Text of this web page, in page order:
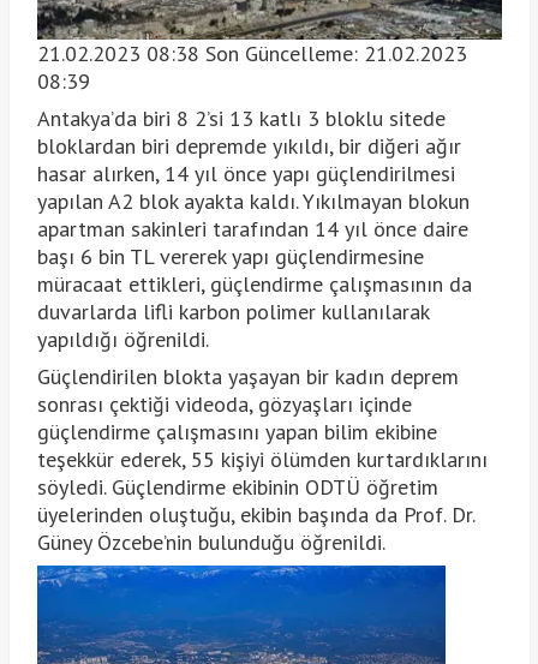
21.02.2023 08:38 Son Güncelleme: 21.02.2023
08:39
Antakya’da biri 8 2’si 13 katlı 3 bloklu sitede
bloklardan biri depremde yıkıldı, bir diğeri ağır
hasar alırken, 14 yıl önce yapı güçlendirilmesi
yapılan A2 blok ayakta kaldı. Yıkılmayan blokun
apartman sakinleri tarafından 14 yıl önce daire
başı 6 bin TL vererek yapı güçlendirmesine
müracaat ettikleri, güçlendirme çalışmasının da
duvarlarda lifli karbon polimer kullanılarak
yapıldığı öğrenildi.
Güçlendirilen blokta yaşayan bir kadın deprem
sonrası çektiği videoda, gözyaşları içinde
güçlendirme çalışmasını yapan bilim ekibine
teşekkür ederek, 55 kişiyi ölümden kurtardıklarını
söyledi. Güçlendirme ekibinin ODTÜ öğretim
üyelerinden oluştuğu, ekibin başında da Prof. Dr.
Güney Özcebe’nin bulunduğu öğrenildi.